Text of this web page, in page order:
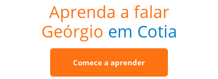
Aprenda a falar
Geórgio em Cotia
Comece a aprender